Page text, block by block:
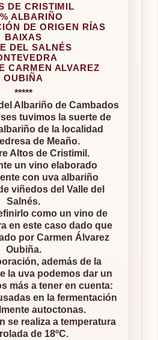
DE CRISTIMIL
ALBARIÑO
DE ORIGEN RÍAS
BAIXAS
DEL SALNÉS
CARMEN ALVAREZ
OUBIÑA
*****
Albariño de Cambados
tuvimos la suerte de
de la localidad
de Meaño.
Altos de Cristimil.
un vino elaborado
con uva albariño
viñedos del Valle del
Salnés.
como un vino de
en este caso dado que
por Carmen Álvarez
Oubiña.
además de la
la uva podemos dar un
más a tener en cuenta:
en la fermentación
autoctonas.
se realiza a temperatura
de 18ºC.